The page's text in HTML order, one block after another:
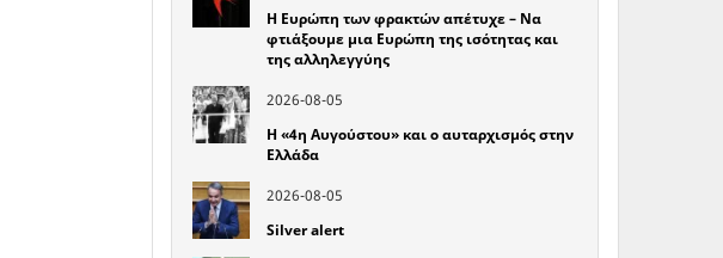
Η Ευρώπη των φρακτών απέτυχε – Να
φτιάξουμε μια Ευρώπη της ισότητας και
της αλληλεγγύης
2026-08-05
Η «4η Αυγούστου» και ο αυταρχισμός στην
Ελλάδα
2026-08-05
Silver alert